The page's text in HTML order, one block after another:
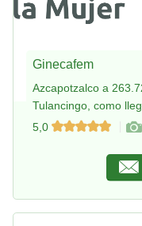
Ginecafem
Azcapotzalco a
Tulancingo, como
5,0